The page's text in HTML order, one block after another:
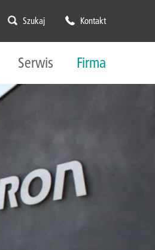
Szukaj Kontakt
Serwis Firma